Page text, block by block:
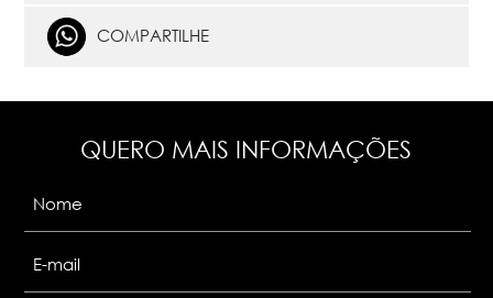
COMPARTILHE
QUERO MAIS INFORMAÇÕES